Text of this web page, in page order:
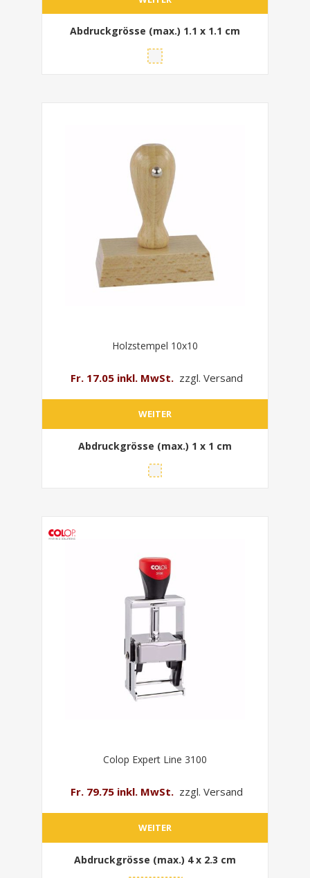
Abdruckgrösse (max.) 1.1 x 1.1 cm
Holzstempel 10x10
Fr. 17.05 inkl. MwSt. zzgl. Versand
WEITER
Abdruckgrösse (max.) 1 x 1 cm
Colop Expert Line 3100
Fr. 79.75 inkl. MwSt. zzgl. Versand
WEITER
Abdruckgrösse (max.) 4 x 2.3 cm